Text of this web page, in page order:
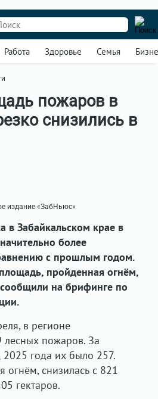
Работа Здоровье Семья
пожаров в
снизились в
издание «ЗабНьюс»
в Забайкальском крае в
более
с прошлым годом.
пройденная огнём,
на брифинге по
в регионе
лесных пожаров. За
года их было 257.
снизилась с 821
гектаров.